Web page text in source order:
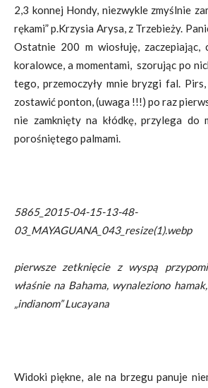
2,3 konnej Hondy, niezwykle zmyślnie
rękami” p.Krzysia Arysa, z Trzebieży.
Ostatnie 200 m wiosłuję, zaczepiając,
koralowce, a momentami, szorując po
tego, przemoczyły mnie bryzgi fal.
zostawić ponton, (uwaga !!!) po raz
nie zamknięty na kłódkę, przylega do
porośniętego palmami.
5865_2015-04-15-13-48-
03_MAYAGUANA_043_resize(1).webp
pierwsze zetknięcie z wyspą
właśnie na Bahama, wynaleziono
„indianom” Lucayana
Widoki piękne, ale na brzegu panuje